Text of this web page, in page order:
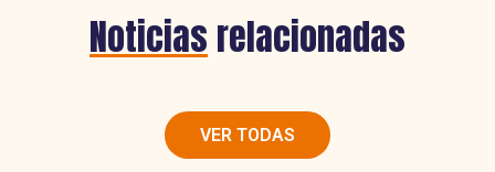
Noticias relacionadas
VER TODAS